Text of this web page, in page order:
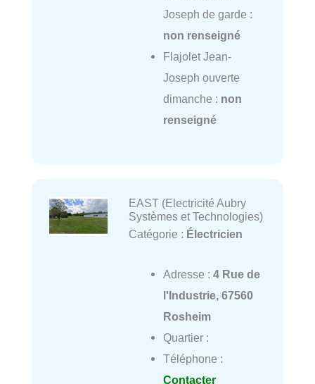
Joseph de garde :
non renseigné
Flajolet Jean-
Joseph ouverte
dimanche : non
renseigné
EAST (Electricité Aubry
Systèmes et Technologies)
Catégorie : Électricien
Adresse : 4 Rue de
l'Industrie, 67560
Rosheim
Quartier :
Téléphone :
Contacter